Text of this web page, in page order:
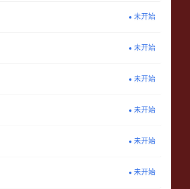
未开始
未开始
未开始
未开始
未开始
未开始